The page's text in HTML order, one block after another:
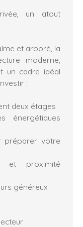
un atout
et arboré, la
moderne,
un cadre idéal
:
deux étages
énergétiques
préparer votre
et proximité
généreux